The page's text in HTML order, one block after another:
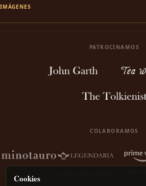
IMÁGENES
PATROCINAMOS
COLABORAMOS
Cookies